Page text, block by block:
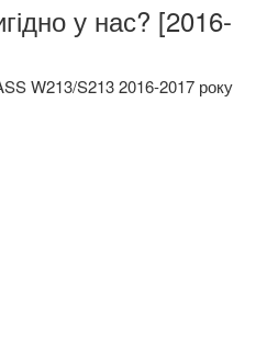
у нас? [2016-
W213/S213 2016-2017 року